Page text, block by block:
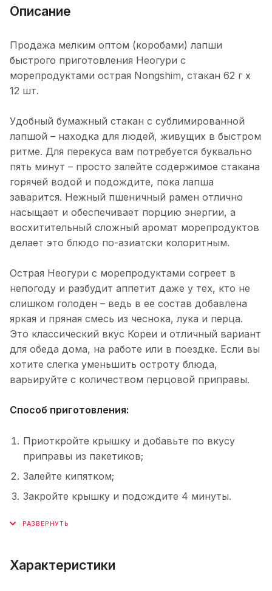
Описание
Продажа мелким оптом (коробами) лапши
быстрого приготовления Неогури с
морепродуктами острая Nongshim, стакан 62 г х
12 шт.
Удобный бумажный стакан с сублимированной
лапшой – находка для людей, живущих в быстром
ритме. Для перекуса вам потребуется буквально
пять минут – просто залейте содержимое стакана
горячей водой и подождите, пока лапша
заварится. Нежный пшеничный рамен отлично
насыщает и обеспечивает порцию энергии, а
восхитительный сложный аромат морепродуктов
делает это блюдо по-азиатски колоритным.
Острая Неогури с морепродуктами согреет в
непогоду и разбудит аппетит даже у тех, кто не
слишком голоден – ведь в ее состав добавлена
яркая и пряная смесь из чеснока, лука и перца.
Это классический вкус Кореи и отличный вариант
для обеда дома, на работе или в поездке. Если вы
хотите слегка уменьшить остроту блюда,
варьируйте с количеством перцовой приправы.
Способ приготовления:
Приоткройте крышку и добавьте по вкусу
приправы из пакетиков;
Залейте кипятком;
Закройте крышку и подождите 4 минуты.
Характеристики